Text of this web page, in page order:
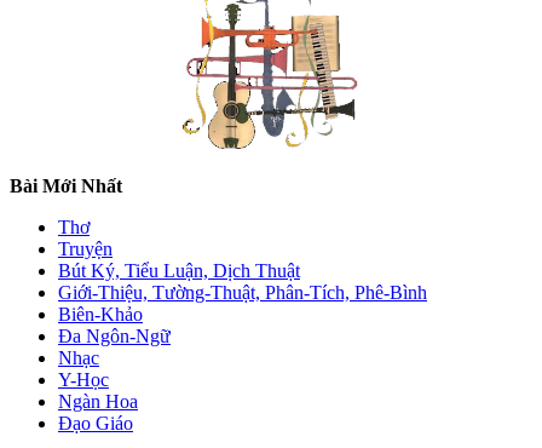
Bài Mới Nhất
Thơ
Truyện
Bút Ký, Tiểu Luận, Dịch Thuật
Giới-Thiệu, Tường-Thuật, Phân-Tích, Phê-Bình
Biên-Khảo
Đa Ngôn-Ngữ
Nhạc
Y-Học
Ngàn Hoa
Đạo Giáo